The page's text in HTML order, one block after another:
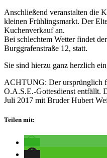
Anschließend veranstalten die
kleinen Frühlingsmarkt. Der
Kuchenverkauf an.
Bei schlechtem Wetter findet
Burggrafenstraße 12, statt.
Sie sind hierzu ganz herzlich
ACHTUNG: Der ursprünglich
O.A.S.E.-Gottesdienst entfällt.
Juli 2017 mit Bruder Hubert
Teilen mit: